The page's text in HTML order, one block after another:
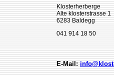
Klosterherberge
Alte klosterstrasse 1
6283 Baldegg
041 914 18 50
E-Mail: